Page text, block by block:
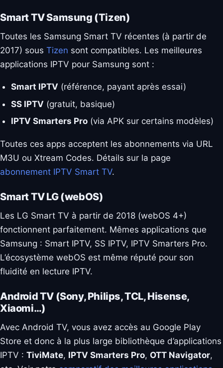
Smart TV Samsung (Tizen)
Toutes les Samsung Smart TV récentes (à partir de
2017) sous Tizen sont compatibles. Les meilleures
applications IPTV pour Samsung sont :
Smart IPTV (référence, payant après essai)
SS IPTV (gratuit, basique)
IPTV Smarters Pro (via APK sur certains modèles)
Toutes ces apps acceptent les abonnements via URL
M3U ou Xtream Codes. Détails sur la page
abonnement IPTV Smart TV.
Smart TV LG (webOS)
Les LG Smart TV à partir de 2018 (webOS 4+)
fonctionnent parfaitement. Mêmes applications que
Samsung : Smart IPTV, SS IPTV, IPTV Smarters Pro.
L’écosystème webOS est même réputé pour son
fluidité en lecture IPTV.
Android TV (Sony, Philips, TCL, Hisense,
Xiaomi…)
Avec Android TV, vous avez accès au Google Play
Store et donc à la plus large bibliothèque d’applications
IPTV : TiviMate, IPTV Smarters Pro, OTT Navigator,